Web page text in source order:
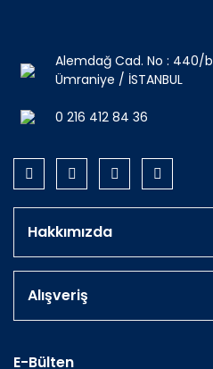
Alemdağ Cad. No : 440/b
Ümraniye / İSTANBUL
0 216 412 84 36
Hakkımızda
Alışveriş
E-Bülten